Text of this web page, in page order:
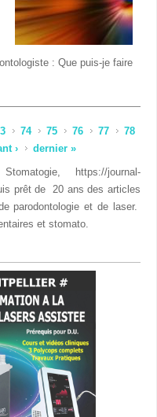
: Que puis-je faire
et pratiques.
74 75 76 77
78
› dernier »
https://journal-
prêt de 20 ans des articles
parodontologie et de laser.
et stomato.